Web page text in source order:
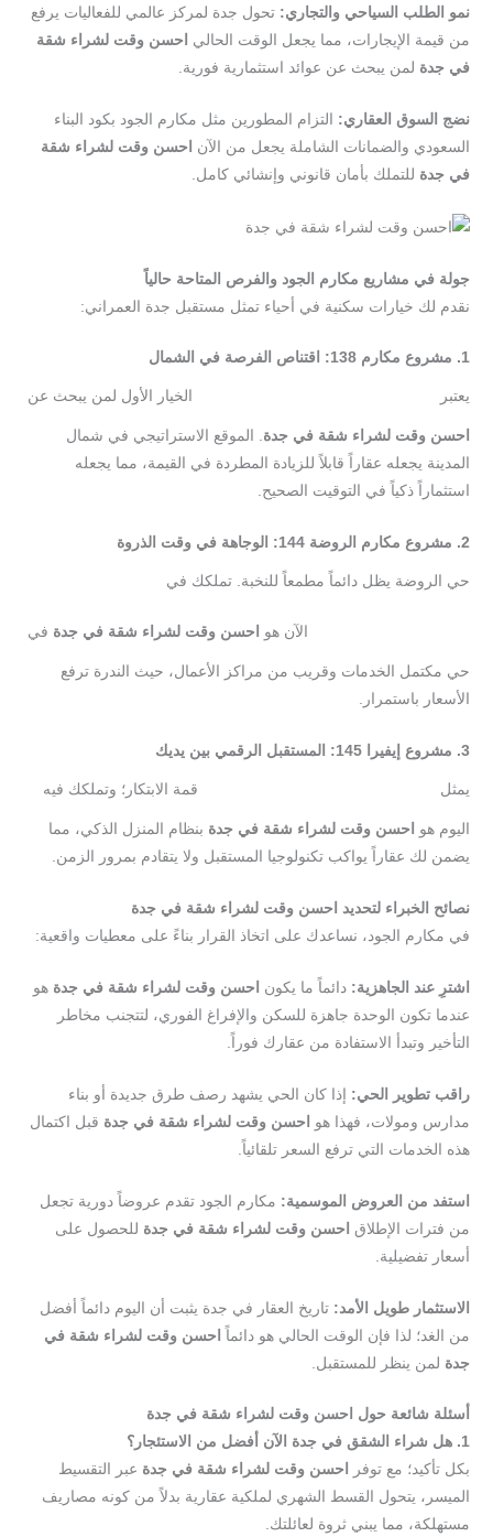
نمو الطلب السياحي والتجاري: تحول جدة لمركز عالمي للفعاليات يرفع
من قيمة الإيجارات، مما يجعل الوقت الحالي
احسن وقت لشراء شقة
في جدة لمن يبحث عن عوائد استثمارية فورية.
نضج السوق العقاري: التزام المطورين مثل مكارم الجود بكود البناء
السعودي والضمانات الشاملة يجعل من الآن
احسن وقت لشراء شقة
في جدة للتملك بأمان قانوني وإنشائي كامل.
جولة في مشاريع مكارم الجود والفرص المتاحة حاليا
نقدم لك خيارات سكنية في أحياء تمثل مستقبل جدة العمراني:
1. مشروع مكارم 138: اقتناص الفرصة في الشمال
يعتبر الخيار الأول لمن يبحث عن
احسن وقت لشراء شقة في جدة. الموقع الاستراتيجي في شمال
المدينة يجعله عقاراً قابلاً للزيادة المطردة في القيمة، مما يجعله
استثماراً ذكياً في التوقيت الصحيح.
2. مشروع مكارم الروضة 144: الوجاهة في وقت الذروة
حي الروضة يظل دائماً مطمعاً للنخبة. تملكك في
الآن هو احسن وقت لشراء شقة في جدة في
حي مكتمل الخدمات وقريب من مراكز الأعمال، حيث الندرة ترفع
الأسعار باستمرار.
3. مشروع إيفيرا 145: المستقبل الرقمي بين يديك
يمثل قمة الابتكار؛ وتملكك فيه
اليوم هو احسن وقت لشراء شقة في جدة بنظام المنزل الذكي، مما
يضمن لك عقاراً يواكب تكنولوجيا المستقبل ولا يتقادم بمرور الزمن.
نصائح الخبراء لتحديد احسن وقت لشراء شقة في جدة
في مكارم الجود، نساعدك على اتخاذ القرار بناءً على معطيات واقعية:
اشتر ِعند الجاهزية: دائماً ما يكون احسن وقت لشراء شقة في جدة هو
عندما تكون الوحدة جاهزة للسكن والإفراغ الفوري، لتتجنب مخاطر
التأخير وتبدأ الاستفادة من عقارك فوراً.
راقب تطوير الحي: إذا كان الحي يشهد رصف طرق جديدة أو بناء
مدارس ومولات، فهذا هو
احسن وقت لشراء شقة في جدة قبل اكتمال
هذه الخدمات التي ترفع السعر تلقائياً.
استفد من العروض الموسمية: مكارم الجود تقدم عروضاً دورية تجعل
من فترات الإطلاق
احسن وقت لشراء شقة في جدة للحصول على
أسعار تفضيلية.
الاستثمار طويل الأمد: تاريخ العقار في جدة يثبت أن اليوم دائماً أفضل
من الغد؛ لذا فإن الوقت الحالي هو دائماً
احسن وقت لشراء شقة في
جدة لمن ينظر للمستقبل.
أسئلة شائعة حول احسن وقت لشراء شقة في جدة
1.
هل شراء الشقق في جدة الآن أفضل من الاستئجار؟
بكل تأكيد؛ مع توفر
احسن وقت لشراء شقة في جدة عبر التقسيط
الميسر، يتحول القسط الشهري لملكية عقارية بدلاً من كونه مصاريف
مستهلكة، مما يبني ثروة لعائلتك.